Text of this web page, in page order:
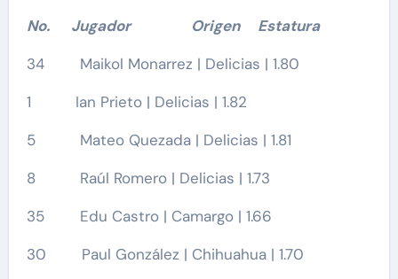
No. Jugador Origen Estatura
34 Maikol Monarrez | Delicias | 1.80
1 Ian Prieto | Delicias | 1.82
5 Mateo Quezada | Delicias | 1.81
8 Raúl Romero | Delicias | 1.73
35 Edu Castro | Camargo | 1.66
30 Paul González | Chihuahua | 1.70